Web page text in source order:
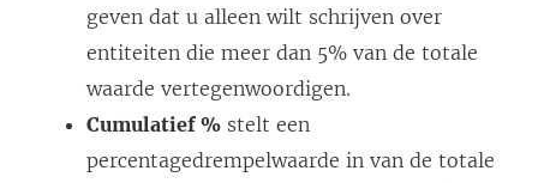
geven dat u alleen wilt schrijven over
entiteiten die meer dan 5% van de totale
waarde vertegenwoordigen.
Cumulatief % stelt een
percentagedrempelwaarde in van de totale